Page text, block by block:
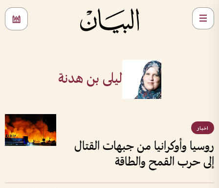
ليلى بن هدنة
اخبار
روسيا وأوكرانيا من جبهات القتال
إلى حرب القمح والطاقة